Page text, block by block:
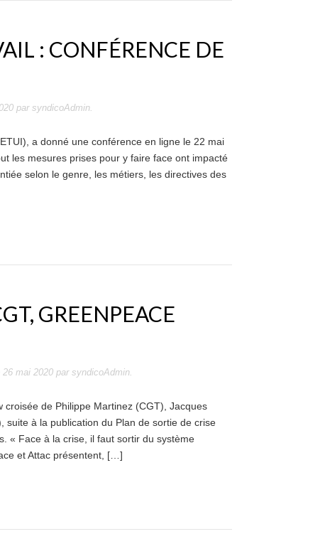
: CONFÉRENCE DE
par syndicoAdmin.
a donné une conférence en ligne le 22 mai
les mesures prises pour y faire face ont impacté
selon le genre, les métiers, les directives des
GREENPEACE
26 mai 2020 par syndicoAdmin.
de Philippe Martinez (CGT), Jacques
suite à la publication du Plan de sortie de crise
« Face à la crise, il faut sortir du système
et Attac présentent, […]